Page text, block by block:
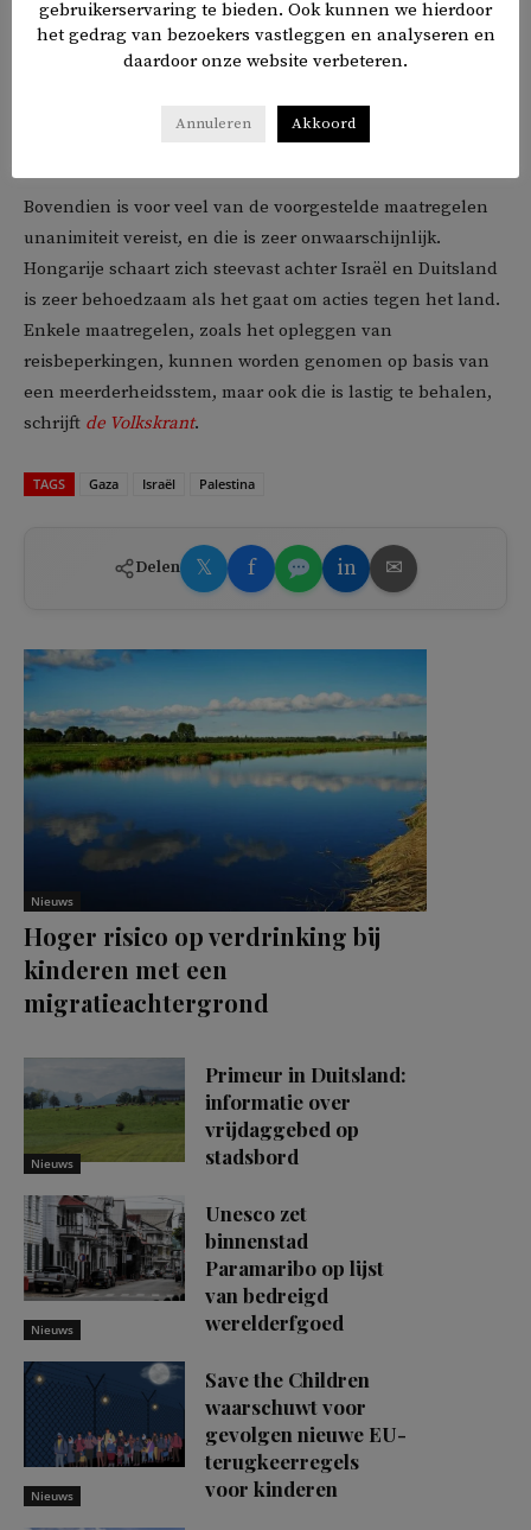
pressiemiddel. Israël heeft toegezegd 150 vrachtwagens
per dag binnen te laten. Dit is 350 minder dan wat er eerst
aan hulp het land binnenkomt. Experts denken dat de EU
deze toezegging niet in gevaar wil brengen.
Bovendien is voor veel van de voorgestelde maatregelen
unanimiteit vereist, en die is zeer onwaarschijnlijk.
Hongarije schaart zich steevast achter Israël en Duitsland
is zeer behoedzaam als het gaat om acties tegen het land.
Enkele maatregelen, zoals het opleggen van
reisbeperkingen, kunnen worden genomen op basis van
een meerderheidsstem, maar ook die is lastig te behalen,
schrijft de Volkskrant.
TAGS Gaza Israël Palestina
Delen 𝕏 f in ✉
Nieuws
Hoger risico op verdrinking bij
kinderen met een
migratieachtergrond
Nieuws
Primeur in Duitsland:
informatie over
vrijdaggebed op
stadsbord
Nieuws
Unesco zet
binnenstad
Paramaribo op lijst
van bedreigd
werelderfgoed
Nieuws
Save the Children
waarschuwt voor
gevolgen nieuwe EU-
terugkeerregels
voor kinderen
gebruikerservaring te bieden. Ook kunnen we hierdoor
het gedrag van bezoekers vastleggen en analyseren en
daardoor onze website verbeteren.
Annuleren Akkoord